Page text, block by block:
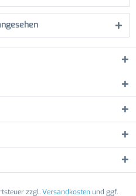
zzgl.Versandkostenund ggf.